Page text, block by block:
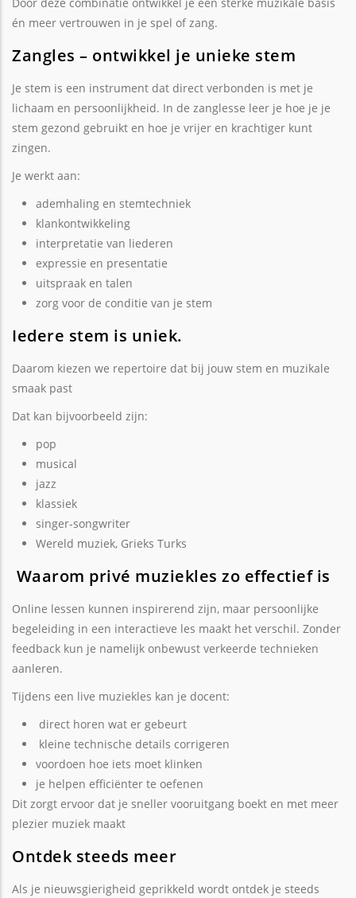
én meer vertrouwen in je spel of zang.
Zangles – ontwikkel je unieke stem
Je stem is een instrument dat direct verbonden is met je
lichaam en persoonlijkheid. In de zanglesse leer je hoe je je
stem gezond gebruikt en hoe je vrijer en krachtiger kunt
zingen.
Je werkt aan:
ademhaling en stemtechniek
klankontwikkeling
interpretatie van liederen
expressie en presentatie
uitspraak en talen
zorg voor de conditie van je stem
Iedere stem is uniek.
Daarom kiezen we repertoire dat bij jouw stem en muzikale
smaak past
Dat kan bijvoorbeeld zijn:
pop
musical
jazz
klassiek
singer-songwriter
Wereld muziek, Grieks Turks
Waarom privé muziekles zo effectief is
Online lessen kunnen inspirerend zijn, maar persoonlijke
begeleiding in een interactieve les maakt het verschil. Zonder
feedback kun je namelijk onbewust verkeerde technieken
aanleren.
Tijdens een live muziekles kan je docent:
direct horen wat er gebeurt
kleine technische details corrigeren
voordoen hoe iets moet klinken
je helpen efficiënter te oefenen
Dit zorgt ervoor dat je sneller vooruitgang boekt en met meer
plezier muziek maakt
Ontdek steeds meer
Als je nieuwsgierigheid geprikkeld wordt ontdek je steeds